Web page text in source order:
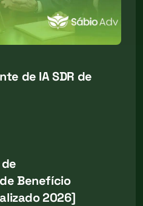
de IA SDR de
Benefício
2026]